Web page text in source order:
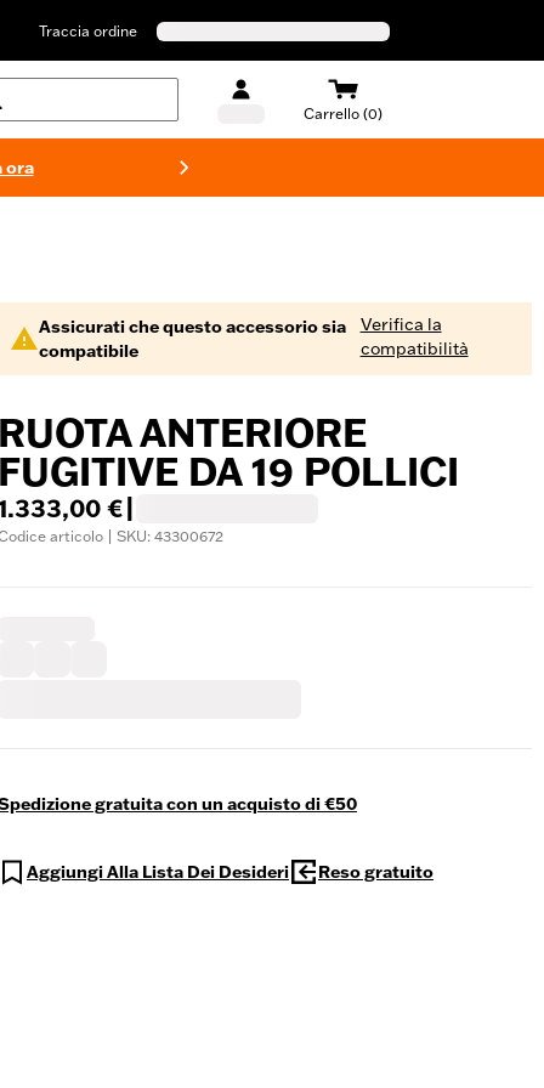
Traccia ordine
Carrello (0)
ora
Assicurati che questo accessorio sia
compatibile
Verifica la
compatibilità
ANTERIORE
DA 19 POLLICI
€
articolo | SKU: 43300672
gratuita con un acquisto di €50
Aggiungi Alla Lista Dei Desideri Reso gratuito